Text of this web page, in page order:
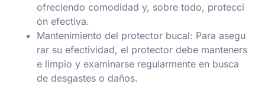
ofreciendo comodidad y, sobre todo, protecci
ón efectiva.
Mantenimiento del protector bucal: Para asegu
rar su efectividad, el protector debe manteners
e limpio y examinarse regularmente en busca
de desgastes o daños.